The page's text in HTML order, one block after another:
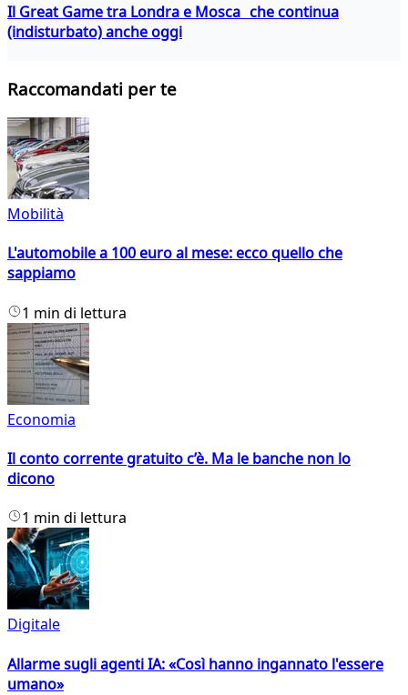
Il Great Game tra Londra e Mosca che continua
(indisturbato) anche oggi
Raccomandati per te
Mobilità
L'automobile a 100 euro al mese: ecco quello che
sappiamo
1 min di lettura
Economia
Il conto corrente gratuito c’è. Ma le banche non lo
dicono
1 min di lettura
Digitale
Allarme sugli agenti IA: «Così hanno ingannato l'essere
umano»